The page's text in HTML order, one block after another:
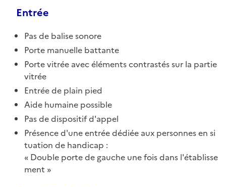
Entrée
Pas de balise sonore
Porte manuelle battante
Porte vitrée avec éléments contrastés sur la partie
vitrée
Entrée de plain pied
Aide humaine possible
Pas de dispositif d'appel
Présence d'une entrée dédiée aux personnes en si
tuation de handicap :
Double porte de gauche une fois dans l'établisse
ment